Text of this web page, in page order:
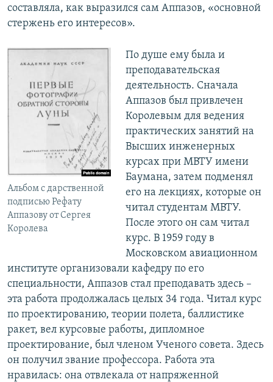
составляла, как выразился сам Аппазов, «основной
стержень его интересов».
Альбом с дарственной
подписью Рефату
Аппазову от Сергея
Королева
По душе ему была и
преподавательская
деятельность. Сначала
Аппазов был привлечен
Королевым для ведения
практических занятий на
Высших инженерных
курсах при МВТУ имени
Баумана, затем подменял
его на лекциях, которые он
читал студентам МВТУ.
После этого он сам читал
курс. В 1959 году в
Московском авиационном
институте организовали кафедру по его
специальности, Аппазов стал преподавать здесь –
эта работа продолжалась целых 34 года. Читал курс
по проектированию, теории полета, баллистике
ракет, вел курсовые работы, дипломное
проектирование, был членом Ученого совета. Здесь
он получил звание профессора. Работа эта
нравилась: она отвлекала от напряженной